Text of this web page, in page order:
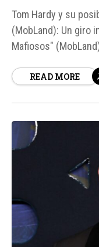
Tom Hardy y su
(MobLand): Un giro
Mafiosos"
de Tom Hardy del
READ MORE